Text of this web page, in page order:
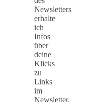
Newsletters
erhalte
ich
Infos
über
deine
Klicks
zu
Links
im
Newsletter.